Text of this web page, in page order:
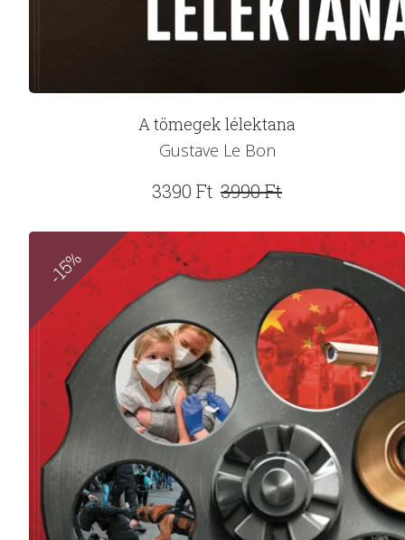
A tömegek lélektana
Gustave Le Bon
3990Ft
Original
was:
3990 Ft.
3390 Ft
Current
is:
3390 Ft.
-15%